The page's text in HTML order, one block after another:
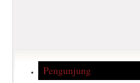
Pengunjung